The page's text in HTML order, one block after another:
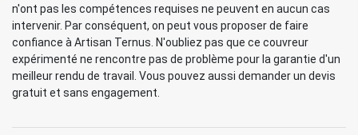
n'ont pas les compétences requises ne peuvent en aucun cas
intervenir. Par conséquent, on peut vous proposer de faire
confiance à Artisan Ternus. N'oubliez pas que ce couvreur
expérimenté ne rencontre pas de problème pour la garantie d'un
meilleur rendu de travail. Vous pouvez aussi demander un devis
gratuit et sans engagement.